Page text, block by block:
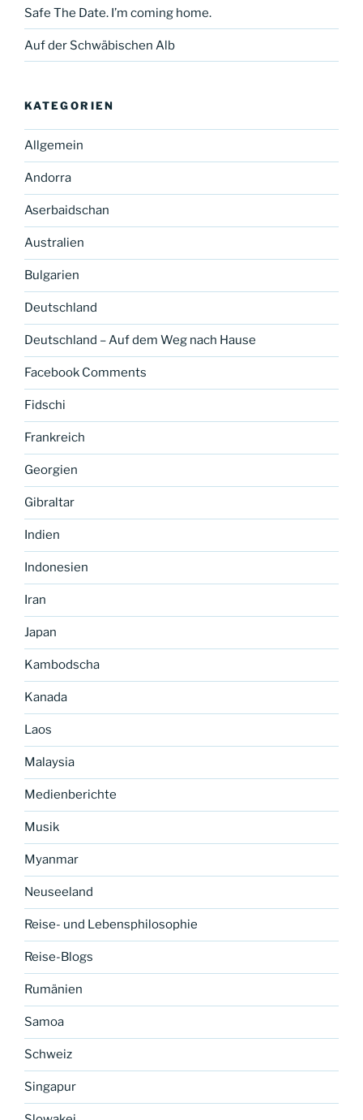
Safe The Date. I’m coming home.
Auf der Schwäbischen Alb
KATEGORIEN
Allgemein
Andorra
Aserbaidschan
Australien
Bulgarien
Deutschland
Deutschland – Auf dem Weg nach Hause
Facebook Comments
Fidschi
Frankreich
Georgien
Gibraltar
Indien
Indonesien
Iran
Japan
Kambodscha
Kanada
Laos
Malaysia
Medienberichte
Musik
Myanmar
Neuseeland
Reise- und Lebensphilosophie
Reise-Blogs
Rumänien
Samoa
Schweiz
Singapur